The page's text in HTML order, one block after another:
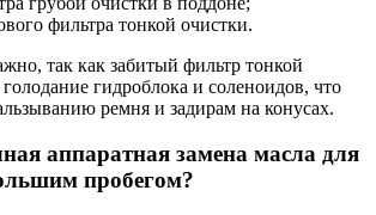
фильтра тонкой очистки.
так как забитый фильтр тонкой
гидроблока и соленоидов, что
ремня и задирам на конусах.
аппаратная замена масла для
пробегом?